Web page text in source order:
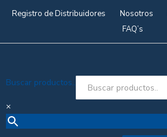
Registro de Distribuidores Nosotros
FAQ’s
Buscar productos..
×